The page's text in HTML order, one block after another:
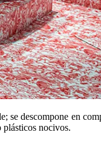
se descompone en
plásticos nocivos.